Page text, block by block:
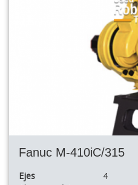
Fanuc M-410iC/315
Ejes
4